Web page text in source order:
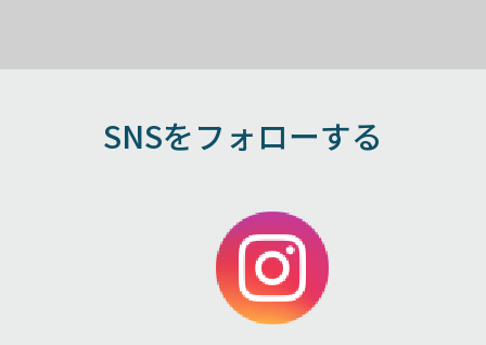
SNSをフォローする